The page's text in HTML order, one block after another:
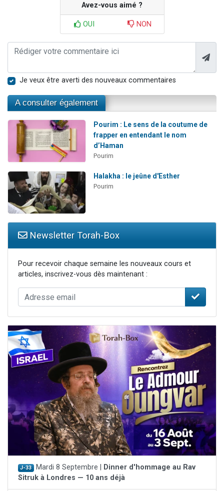
Avez-vous aimé ?
OUI NON
Je veux être averti des nouveaux commentaires
A consulter également
Pourim : Le sens de la coutume de
frapper en entendant le nom
d’Haman
Pourim
Halakha : le jeûne d'Esther
Pourim
Newsletter Torah-Box
Pour recevoir chaque semaine les nouveaux cours et
articles, inscrivez-vous dès maintenant :
J-33 Mardi 8 Septembre |
Dinner d'hommage au Rav
Sitruk à Londres — 10 ans déjà